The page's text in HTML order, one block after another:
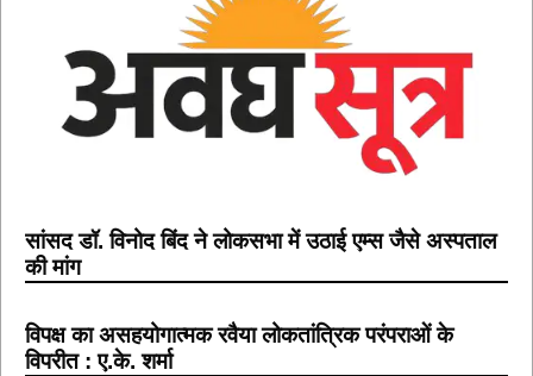
सांसद डॉ. विनोद बिंद ने लोकसभा में उठाई एम्स जैसे अस्पताल
की मांग
विपक्ष का असहयोगात्मक रवैया लोकतांत्रिक परंपराओं के
विपरीत : ए.के. शर्मा